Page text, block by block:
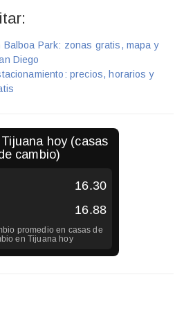
Park: zonas gratis, mapa y
Diego
precios, horarios y
Tijuanahoy (casas
cambio)
16.30
16.88
promedio en casas de
en Tijuana hoy